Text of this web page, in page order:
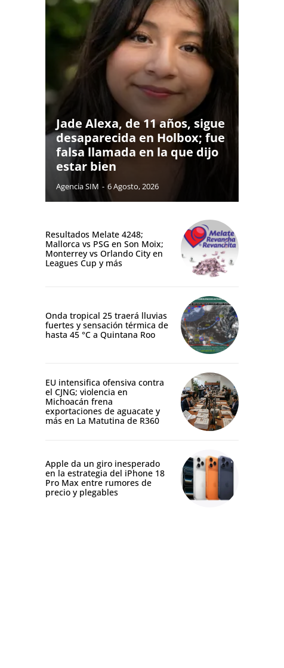
Jade Alexa, de 11 años, sigue
desaparecida en Holbox; fue
falsa llamada en la que dijo
estar bien
Agencia SIM - 6 Agosto, 2026
Resultados Melate 4248;
Mallorca vs PSG en Son Moix;
Monterrey vs Orlando City en
Leagues Cup y más
Onda tropical 25 traerá lluvias
fuertes y sensación térmica de
hasta 45 °C a Quintana Roo
EU intensifica ofensiva contra
el CJNG; violencia en
Michoacán frena
exportaciones de aguacate y
más en La Matutina de R360
Apple da un giro inesperado
en la estrategia del iPhone 18
Pro Max entre rumores de
precio y plegables